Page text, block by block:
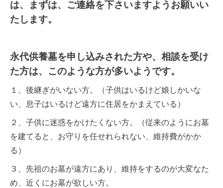
は、まずは、ご連絡を下さいますようお願いい
たします。
永代供養墓を申し込みされた方や、相談を受け
た方は、このような方が多いようです。
１、後継ぎがいない方。（子供はいるけど娘しかいな
い、息子はいるけど遠方に住居をかまえている）
２、子供に迷惑をかけたくない方。（従来のようにお墓
を建てると、お守りを任せれられない、維持費がかか
る）
３、先祖のお墓が遠方にあり、維持をするのが大変なた
め、近くにお墓が欲しい方。